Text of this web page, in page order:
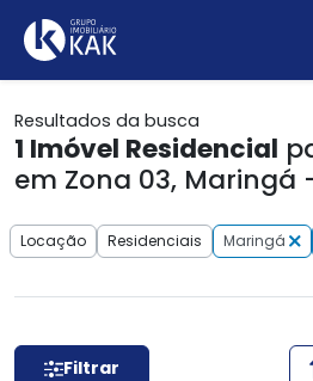
Resultados da busca
1 Imóvel Residencial
em Zona 03, Maringá
Locação Residenciais Maringá
Filtrar